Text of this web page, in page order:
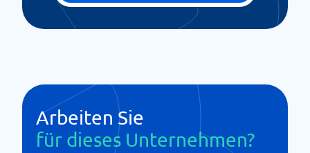
Arbeiten Sie
für dieses Unternehmen?